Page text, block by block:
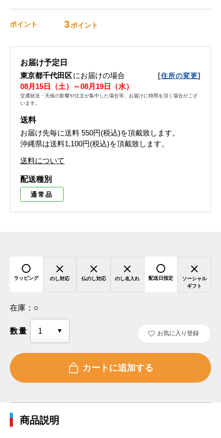
ポイント 3ポイント
お届け予定日
東京都千代田区にお届けの場合 [住所の変更]
08月15日（土）～08月19日（水）
交通状況・天候の影響や注文が集中した場合等、お届けに時間を頂く場合がござ
います。
送料
お届け先毎に送料 550円(税込)を頂戴致します。
沖縄県は送料1,100円(税込)を頂戴致します。
送料について
配送種別
通常品
ラッピング のし対応 仏のし対応 のし名入れ 配送日指定
ソーシャル
ギフト
在庫： ○
数量 お気に入り登録
商品説明